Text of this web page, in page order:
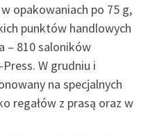
opakowaniach po 75 g,
punktów handlowych
– 810 saloników
W grudniu i
na specjalnych
regałów z prasą oraz w